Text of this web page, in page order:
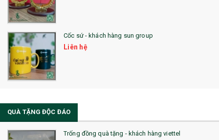
Cốc sứ - khách hàng sun group
Liên hệ
QUÀ TẶNG ĐỘC ĐÁO
Trống đồng quà tặng - khách hàng viettel